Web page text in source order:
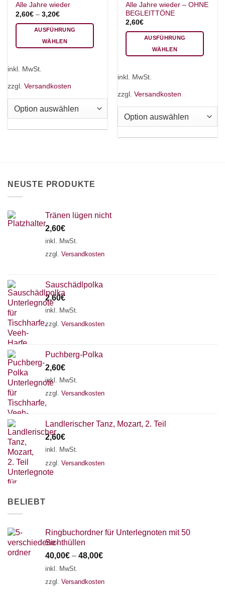
Alle Jahre wieder
2,60€ –3,20€
AUSFÜHRUNG
WÄHLEN
weist
mehrere
auf.
gewählt
inkl. MwSt.
zzgl. Versandkosten
Alle Jahre wieder – OHNE
BEGLEITTÖNE
2,60€
AUSFÜHRUNG
WÄHLEN
mehrere
auf.
inkl. MwSt.
zzgl. Versandkosten
NEUSTE PRODUKTE
Tränen lügen nicht
2,60€
inkl. MwSt.
zzgl. Versandkosten
Sauschädlpolka
2,60€
inkl. MwSt.
zzgl. Versandkosten
Puchberg-Polka
2,60€
inkl. MwSt.
zzgl. Versandkosten
Landlerischer Tanz, Mozart, 2. Teil
2,60€
inkl. MwSt.
zzgl. Versandkosten
BELIEBT
Ringbuchordner für Unterlegnoten mit 50
Sichthüllen
40,00€ – 48,00€
inkl. MwSt.
zzgl. Versandkosten
Chat Support
18 SAITEN
AKKORDZITHER